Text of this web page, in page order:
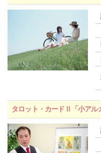
タロット・カードⅡ「小アル